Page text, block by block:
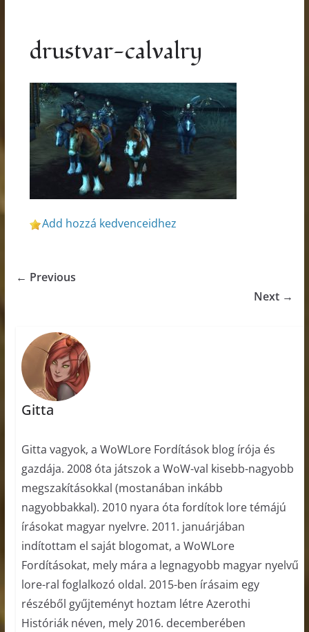
drustvar-calvalry
Add hozzá kedvenceidhez
← Previous
Next →
Gitta
Gitta vagyok, a WoWLore Fordítások blog írója és
gazdája. 2008 óta játszok a WoW-val kisebb-nagyobb
megszakításokkal (mostanában inkább
nagyobbakkal). 2010 nyara óta fordítok lore témájú
írásokat magyar nyelvre. 2011. januárjában
indítottam el saját blogomat, a WoWLore
Fordításokat, mely mára a legnagyobb magyar nyelvű
lore-ral foglalkozó oldal. 2015-ben írásaim egy
részéből gyűjteményt hoztam létre Azerothi
Históriák néven, mely 2016. decemberében